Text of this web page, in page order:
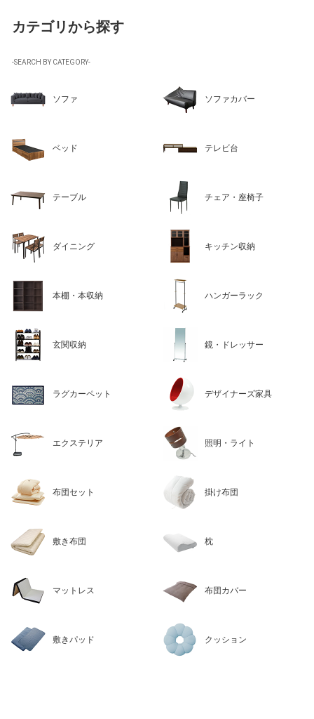
カテゴリから探す
-SEARCH BY CATEGORY-
ソファ ソファカバー
ベッド テレビ台
テーブル チェア・座椅子
ダイニング キッチン収納
本棚・本収納 ハンガーラック
玄関収納 鏡・ドレッサー
ラグカーペット デザイナーズ家具
エクステリア 照明・ライト
布団セット 掛け布団
敷き布団 枕
マットレス 布団カバー
敷きパッド クッション